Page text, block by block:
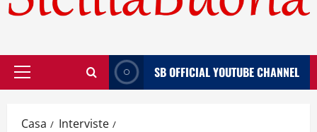
Menù
SB OFFICIAL YOUTUBE CHANNEL
Casa
Interviste